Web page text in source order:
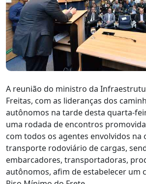
A reunião do ministro da
Freitas, com as lideranças dos
autônomos na tarde desta quarta-
uma rodada de encontros
com todos os agentes envolvidos na
transporte rodoviário de cargas,
embarcadores, transportadoras,
autônomos, afim de estabelecer um